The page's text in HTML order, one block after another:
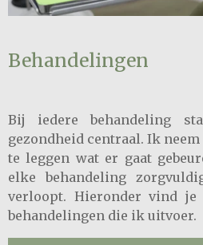
Behandelingen
Bij iedere behandeling
gezondheid centraal. Ik
te leggen wat er gaat
elke behandeling
verloopt. Hieronder vind je
behandelingen die ik uitvoer.